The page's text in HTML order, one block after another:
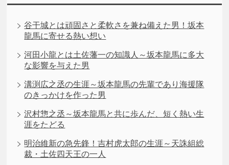
谷干城とは頑固さと柔軟さを兼ね備えた男！坂本
龍馬に寄せる熱い想い
河田小龍とは土佐藩一の知識人～坂本龍馬に多大
な影響を与えた男
溝渕広之丞の生涯～坂本龍馬の先輩であり海援隊
のきっかけを作った男
沢村惣之丞～坂本龍馬と共に歩んだ、短く熱い生
涯をたどる
明治維新の急先鋒！吉村虎太郎の生涯～天誅組総
裁・土佐四天王の一人